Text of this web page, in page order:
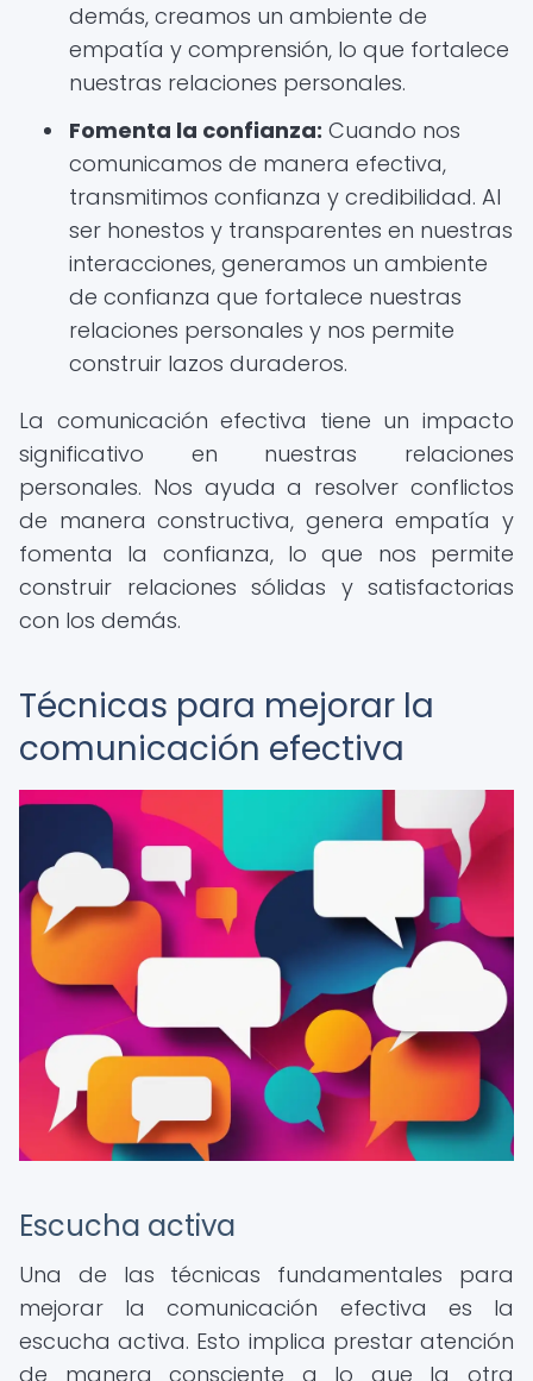
demás, creamos un ambiente de
empatía y comprensión, lo que fortalece
nuestras relaciones personales.
Fomenta la confianza: Cuando nos
comunicamos de manera efectiva,
transmitimos confianza y credibilidad. Al
ser honestos y transparentes en nuestras
interacciones, generamos un ambiente
de confianza que fortalece nuestras
relaciones personales y nos permite
construir lazos duraderos.
La comunicación efectiva tiene un impacto
significativo en nuestras relaciones
personales. Nos ayuda a resolver conflictos
de manera constructiva, genera empatía y
fomenta la confianza, lo que nos permite
construir relaciones sólidas y satisfactorias
con los demás.
Técnicas para mejorar la
comunicación efectiva
Escucha activa
Una de las técnicas fundamentales para
mejorar la comunicación efectiva es la
escucha activa. Esto implica prestar atención
de manera consciente a lo que la otra